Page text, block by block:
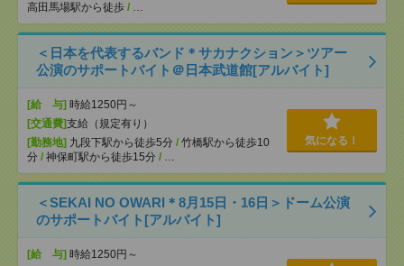
高田馬場駅から徒歩 / …
＜日本を代表するバンド＊サカナクション＞ツアー
公演のサポートバイト＠日本武道館[アルバイト]
[給 与] 時給1250円～
[交通費]支給（規定有り）
[勤務地] 九段下駅から徒歩5分 / 竹橋駅から徒歩10
分 / 神保町駅から徒歩15分 / …
気になる！
＜SEKAI NO OWARI＊8月15日・16日＞ドーム公演
のサポートバイト[アルバイト]
[給 与] 時給1250円～